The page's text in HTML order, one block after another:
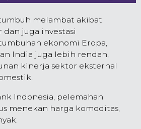
melambat akibat
dan juga investasi
ekonomi Eropa,
India juga lebih rendah,
kinerja sektor eksternal
Indonesia, pelemahan
menekan harga komoditas,